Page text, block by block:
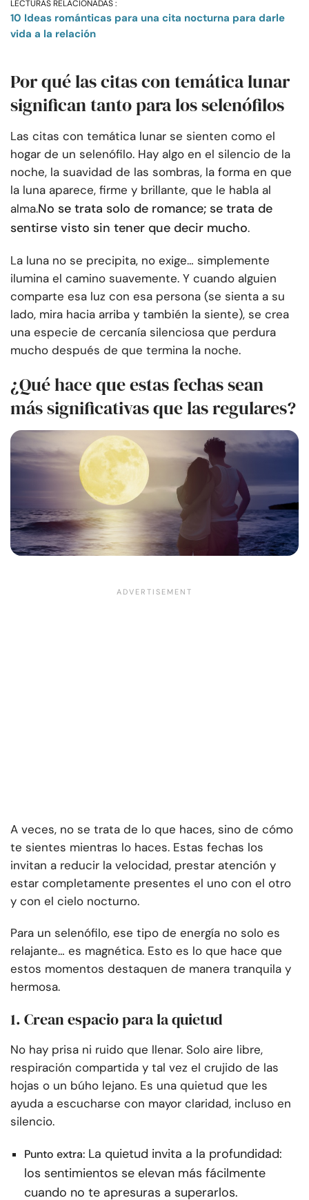
LECTURAS RELACIONADAS :
10 Ideas románticas para una cita nocturna para darle
vida a la relación
Por qué las citas con temática lunar
significan tanto para los selenófilos
Las citas con temática lunar se sienten como el
hogar de un selenófilo. Hay algo en el silencio de la
noche, la suavidad de las sombras, la forma en que
la luna aparece, firme y brillante, que le habla al
alma.No se trata solo de romance; se trata de
sentirse visto sin tener que decir mucho.
La luna no se precipita, no exige… simplemente
ilumina el camino suavemente. Y cuando alguien
comparte esa luz con esa persona (se sienta a su
lado, mira hacia arriba y también la siente), se crea
una especie de cercanía silenciosa que perdura
mucho después de que termina la noche.
¿Qué hace que estas fechas sean
más significativas que las regulares?
A veces, no se trata de lo que haces, sino de cómo
te sientes mientras lo haces. Estas fechas los
invitan a reducir la velocidad, prestar atención y
estar completamente presentes el uno con el otro
y con el cielo nocturno.
Para un selenófilo, ese tipo de energía no solo es
relajante… es magnética. Esto es lo que hace que
estos momentos destaquen de manera tranquila y
hermosa.
1. Crean espacio para la quietud
No hay prisa ni ruido que llenar. Solo aire libre,
respiración compartida y tal vez el crujido de las
hojas o un búho lejano. Es una quietud que les
ayuda a escucharse con mayor claridad, incluso en
silencio.
Punto extra: La quietud invita a la profundidad:
los sentimientos se elevan más fácilmente
cuando no te apresuras a superarlos.